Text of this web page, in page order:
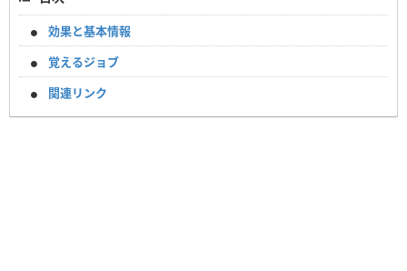
効果と基本情報
覚えるジョブ
関連リンク